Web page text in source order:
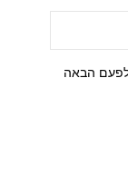
הבאה